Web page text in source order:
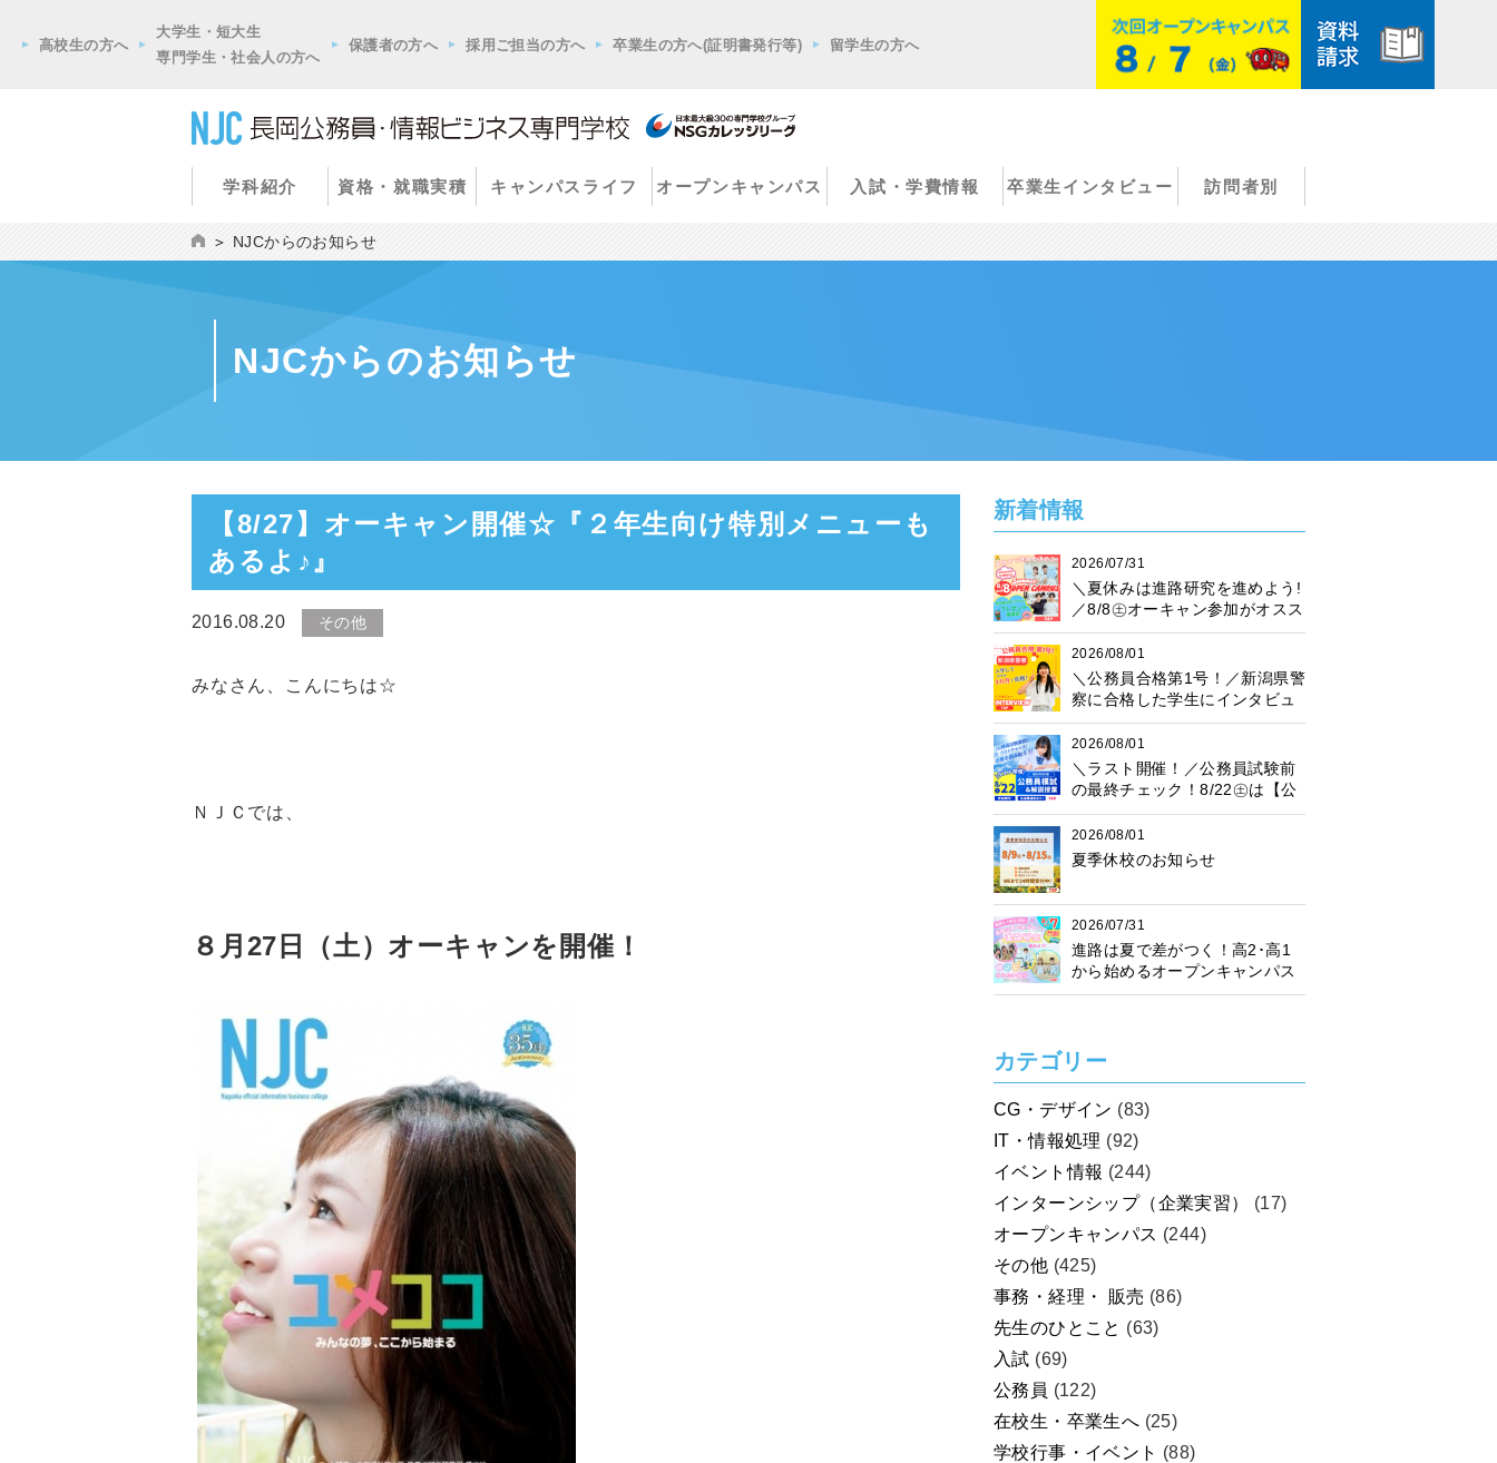
高校生の方へ
大学生・短大生
専門学生・社会人の方へ
保護者の方へ 採用ご担当の方へ 卒業生の方へ(証明書発行等) 留学生の方へ
学科紹介 資格・就職実積 キャンパスライフ オープンキャンパス 入試・学費情報 卒業生インタビュー 訪問者別
NJCからのお知らせ
NJCからのお知らせ
【8/27】オーキャン開催☆『２年生向け特別メニューも
あるよ♪』
2016.08.20 その他
みなさん、こんにちは☆
ＮＪＣでは、
８月27 日（土）オーキャンを開催！
新着情報
2026/07/31
＼夏休みは進路研究を進めよう!
／8/8㊏オーキャン参加がオスス
メ♪プレゼント抽選会も開催中！
2026/08/01
＼公務員合格第1号！／新潟県警
察に合格した学生にインタビュ
ー！
2026/08/01
＼ラスト開催！／公務員試験前
の最終チェック！8/22㊏は【公
務員模試】に参加しよう♪
2026/08/01
夏季休校のお知らせ
2026/07/31
進路は夏で差がつく！高2･高1
から始めるオープンキャンパス
カテゴリー
CG・デザイン (83)
IT・情報処理 (92)
イベント情報 (244)
インターンシップ（企業実習）
(17)
オープンキャンパス (244)
その他 (425)
事務・経理・ 販売 (86)
先生のひとこと (63)
入試 (69)
公務員 (122)
在校生・卒業生へ (25)
学校行事・イベント (88)